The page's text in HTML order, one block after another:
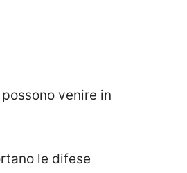
venire in
le difese